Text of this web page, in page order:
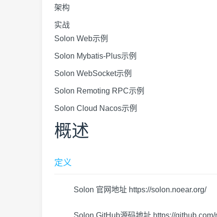
架构
实战
Solon Web示例
Solon Mybatis-Plus示例
Solon WebSocket示例
Solon Remoting RPC示例
Solon Cloud Nacos示例
概述
定义
Solon 官网地址 https://solon.noear.org/
Solon GitHub源码地址 https://